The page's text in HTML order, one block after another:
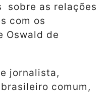
sobre as relações
com os
Oswald de
jornalista,
comum,